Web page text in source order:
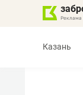
Казань